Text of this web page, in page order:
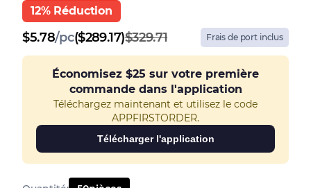
12% Réduction
$5.78/pc($289.17)$329.71 Frais de port inclus
Économisez $25 sur votre première
commande dans l'application
Téléchargez maintenant et utilisez le code
APPFIRSTORDER.
Télécharger l'application